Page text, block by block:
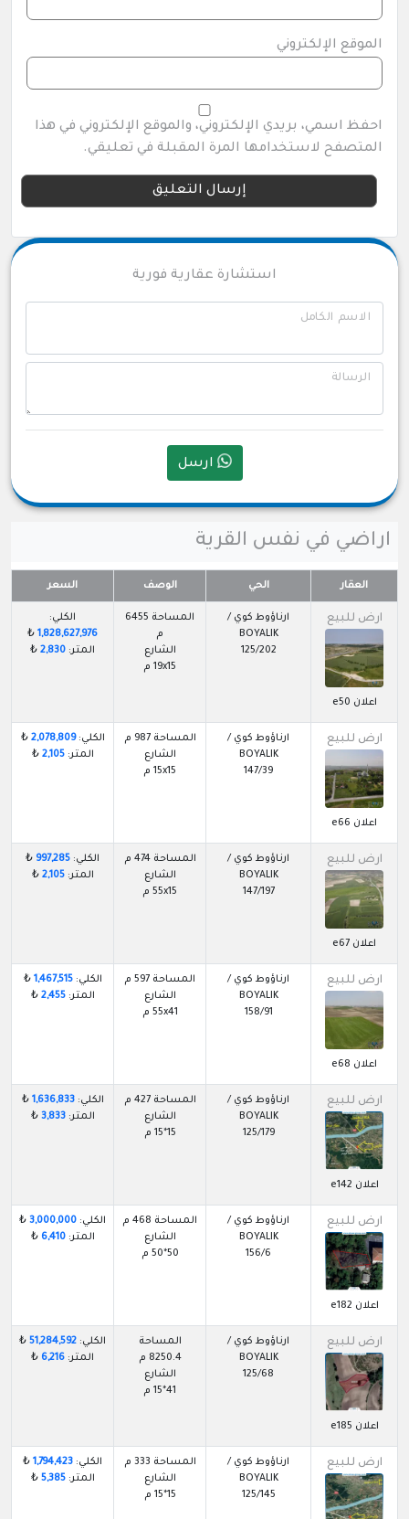
الموقع الإلكتروني
احفظ اسمي، بريدي الإلكتروني، والموقع الإلكتروني في هذا
المتصفح لاستخدامها المرة المقبلة في تعليقي.
استشارة عقارية فورية
الاسم الكامل
الرسالة
ارسل
اراضي في نفس القرية
العقار الحي الوصف السعر
ارض للبيع
اعلان e50
ارناؤوط كوي /
BOYALIK
125/202
المساحة 6455
م
الشارع
19x15 م
الكلي:
1,828,627,976
₺
المتر: 2,830
₺
ارض للبيع
اعلان e66
ارناؤوط كوي /
BOYALIK
147/39
المساحة 987 م
الشارع
15x15 م
الكلي:2,078,809
₺
المتر:2,105
₺
ارض للبيع
اعلان e67
ارناؤوط كوي /
BOYALIK
147/197
المساحة 474 م
الشارع
55x15 م
الكلي: 997,285
₺
المتر:2,105
₺
ارض للبيع
اعلان e68
ارناؤوط كوي /
BOYALIK
158/91
المساحة 597 م
الشارع
55x41 م
الكلي:1,467,515
₺
المتر:2,455
₺
ارض للبيع
اعلان e142
ارناؤوط كوي /
BOYALIK
125/179
المساحة 427 م
الشارع
15*15 م
الكلي:1,636,833
₺
المتر:3,833
₺
ارض للبيع
اعلان e182
ارناؤوط كوي /
BOYALIK
156/6
المساحة 468 م
الشارع
50*50 م
الكلي: 3,000,000
₺
المتر:6,410
₺
ارض للبيع
اعلان e185
ارناؤوط كوي /
BOYALIK
125/68
المساحة
8250.4 م
الشارع
41*15 م
الكلي: 51,284,592
₺
المتر: 6,216
₺
ارض للبيع
ارناؤوط كوي /
BOYALIK
125/145
المساحة 333 م
الشارع
15*15 م
الكلي: 1,794,423
₺
المتر:5,385
₺